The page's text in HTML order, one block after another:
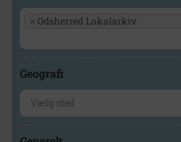
× Odsherred Lokalarkiv
Geografi